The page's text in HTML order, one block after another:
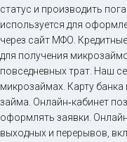
статус и производить
используется для
через сайт МФО.
для получения
повседневных трат. Наш
микрозаймах. Карту
займа. Онлайн‑кабинет
оформлять заявки.
выходных и перерывов,